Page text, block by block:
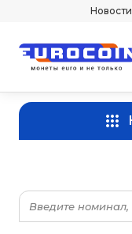
Новости